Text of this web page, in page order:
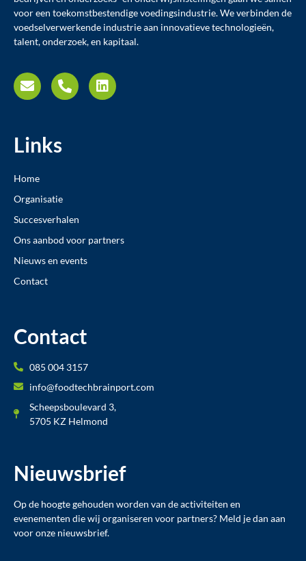
voor een toekomstbestendige voedingsindustrie. We verbinden de
voedselverwerkende industrie aan innovatieve technologieën,
talent, onderzoek, en kapitaal.
Links
Home
Organisatie
Succesverhalen
Ons aanbod voor partners
Nieuws en events
Contact
Contact
085 004 3157
info@foodtechbrainport.com
Scheepsboulevard 3,
5705 KZ Helmond
Nieuwsbrief
Op de hoogte gehouden worden van de activiteiten en
evenementen die wij organiseren voor partners? Meld je dan aan
voor onze nieuwsbrief.